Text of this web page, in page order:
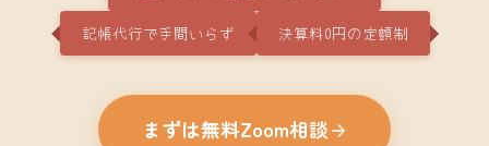
記帳代行で手間いらず 決算料0円の定額制
まずは無料Zoom相談